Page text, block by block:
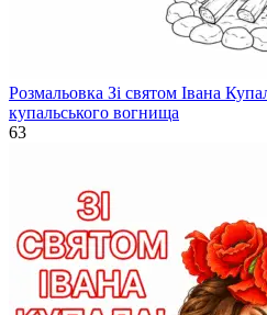
Розмальовка Зі святом Івана
купальського вогнища
63